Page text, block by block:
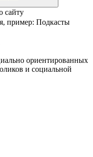
сайту
пример: Подкасты
ориентированных
и социальной